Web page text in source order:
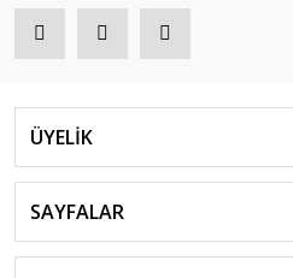
ÜYELİK
SAYFALAR